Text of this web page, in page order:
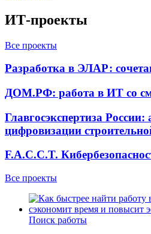
ИТ-проекты
Все проекты
Разработка в ЭЛАР:
ДОМ.РФ: работа в ИТ со
Главгосэкспертиза
цифровизации
F.A.C.C.T.
Все проекты
Поиск работы